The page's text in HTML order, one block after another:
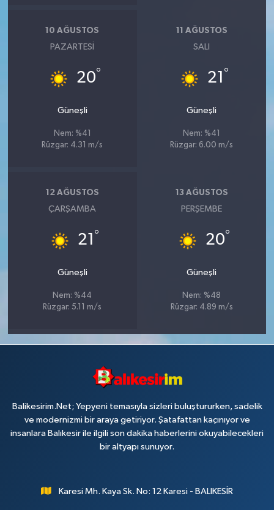
10 AĞUSTOS
PAZARTESI
20°
Güneşli
Nem: %41
Rüzgar: 4.31 m/s
11 AĞUSTOS
SALI
21 °
Güneşli
Nem: %41
Rüzgar: 6.00 m/s
12 AĞUSTOS
ÇARŞAMBA
21 °
Güneşli
Nem: %44
Rüzgar: 5.11 m/s
13 AĞUSTOS
PERŞEMBE
20°
Güneşli
Nem: %48
Rüzgar: 4.89 m/s
Balikesirim.Net; Yepyeni temasıyla sizleri buluştururken, sadelik
ve modernizmi bir araya getiriyor. Şatafattan kaçınıyor ve
insanlara Balıkesir ile ilgili son dakika haberlerini okuyabilecekleri
bir altyapı sunuyor.
Karesi Mh. Kaya Sk. No: 12 Karesi - BALIKESİR